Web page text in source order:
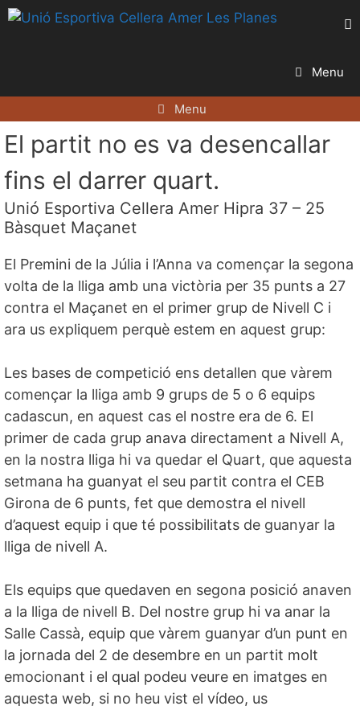
Vés
Menu
Menu
El partit no es va desencallar
fins el darrer quart.
Unió Esportiva Cellera Amer Hipra 37 – 25
Bàsquet Maçanet
El Premini de la Júlia i l’Anna va començar la segona
volta de la lliga amb una victòria per 35 punts a 27
contra el Maçanet en el primer grup de Nivell C i
ara us expliquem perquè estem en aquest grup:
Les bases de competició ens detallen que vàrem
començar la lliga amb 9 grups de 5 o 6 equips
cadascun, en aquest cas el nostre era de 6. El
primer de cada grup anava directament a Nivell A,
en la nostra lliga hi va quedar el Quart, que aquesta
setmana ha guanyat el seu partit contra el CEB
Girona de 6 punts, fet que demostra el nivell
d’aquest equip i que té possibilitats de guanyar la
lliga de nivell A.
Els equips que quedaven en segona posició anaven
a la lliga de nivell B. Del nostre grup hi va anar la
Salle Cassà, equip que vàrem guanyar d’un punt en
la jornada del 2 de desembre en un partit molt
emocionant i el qual podeu veure en imatges en
aquesta web, si no heu vist el vídeo, us